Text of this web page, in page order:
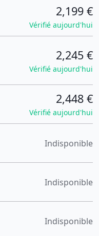
2,199 €
Vérifié aujourd'hui
2,245 €
Vérifié aujourd'hui
2,448 €
Vérifié aujourd'hui
Indisponible
Indisponible
Indisponible